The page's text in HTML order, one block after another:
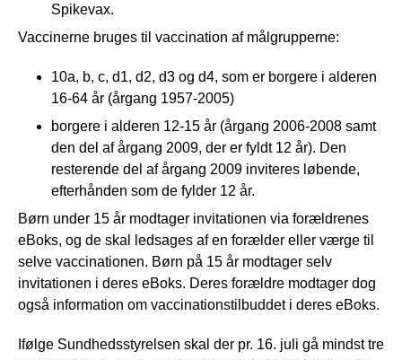
Spikevax.
Vaccinerne bruges til vaccination af målgrupperne:
10a, b, c, d1, d2, d3 og d4, som er borgere i alderen
16-64 år (årgang 1957-2005)
borgere i alderen 12-15 år (årgang 2006-2008 samt
den del af årgang 2009, der er fyldt 12 år). Den
resterende del af årgang 2009 inviteres løbende,
efterhånden som de fylder 12 år.
Børn under 15 år modtager invitationen via forældrenes
eBoks, og de skal ledsages af en forælder eller værge til
selve vaccinationen. Børn på 15 år modtager selv
invitationen i deres eBoks. Deres forældre modtager dog
også information om vaccinationstilbuddet i deres eBoks.
Ifølge Sundhedsstyrelsen skal der pr. 16. juli gå mindst tre